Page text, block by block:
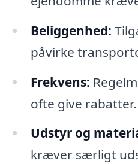
Beliggenhed:
påvirke
Frekvens:
ofte give rabatter.
Udstyr og
kræver særligt